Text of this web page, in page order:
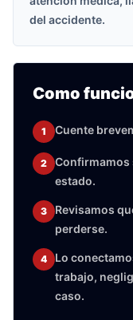
del accidente.
Como
1 Cuente
2
Confirmamos
estado.
3
Revisamos
perderse.
4
Lo
trabajo,
caso.